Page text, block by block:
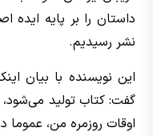
داستان را بر پایه
نشر رسیدیم.
این نویسنده با بیان
گفت: کتاب تولید
اوقات روزمره من، عموما